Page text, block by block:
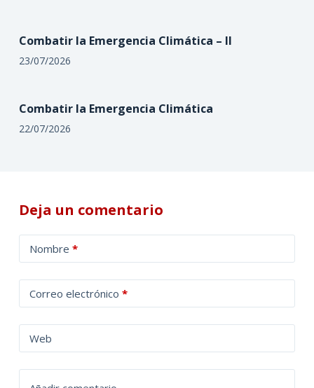
Combatir la Emergencia Climática – II
23/07/2026
Combatir la Emergencia Climática
22/07/2026
Deja un comentario
Nombre *
Correo electrónico *
Web
l
t
a
t